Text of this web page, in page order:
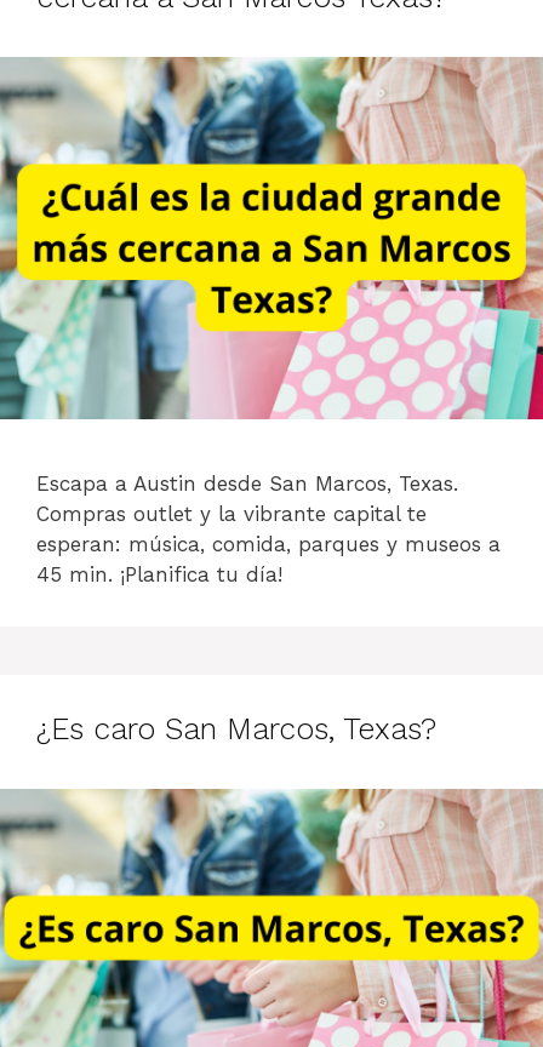
Escapa a Austin desde San Marcos, Texas.
Compras outlet y la vibrante capital te
esperan: música, comida, parques y museos a
45 min. ¡Planifica tu día!
¿Es caro San Marcos, Texas?